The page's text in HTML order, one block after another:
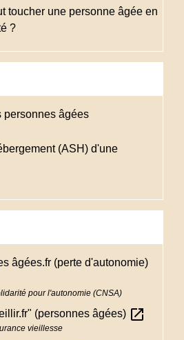
toucher une personne âgée en
?
personnes âgées
(ASH) d'une
âgées.fr (perte d'autonomie)
pour l'autonomie (CNSA)
(personnes âgées) open_in_new
vieillesse